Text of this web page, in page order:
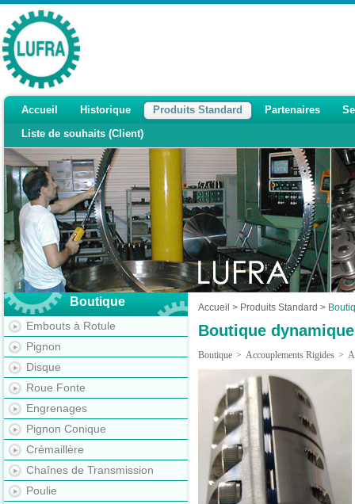
Accueil Historique Produits Standard Partenaires
Liste de souhaits (Client)
Boutique
Embouts à Rotule
Pignon
Disque
Roue Fonte
Engrenages
Pignon Conique
Crémaillère
Chaînes de Transmission
Poulie
Accueil > Produits Standard >
Boutique dynamique
Boutique > Accouplements Rigides >